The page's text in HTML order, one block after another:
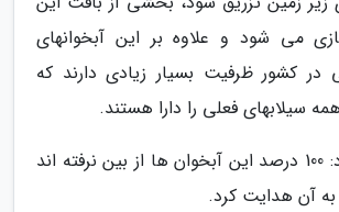
می شود و علاوه بر این آبخوانهای
در کشور ظرفیت بسیار زیادی دارند که
سیلابهای فعلی را دارا هستند.
پرهمت تاکید کرد: 100 درصد این آبخوان ها از بین نرفته اند
آن هدایت کرد.